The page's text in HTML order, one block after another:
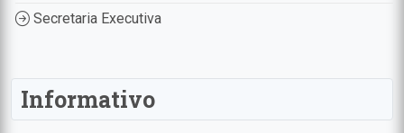
Secretaria Executiva
Informativo